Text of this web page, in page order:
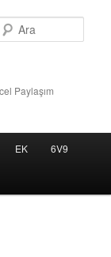
Paylaşım
EK 6V9